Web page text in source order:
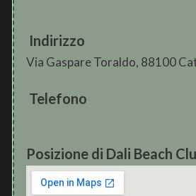
Indirizzo
Via Gaspare Toraldo, 88100
Telefono
Posizione di Dali Beach